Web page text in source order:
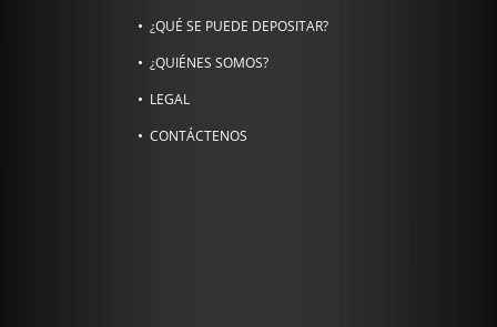
¿QUÉ SE PUEDE DEPOSITAR?
¿QUIÉNES SOMOS?
LEGAL
CONTÁCTENOS